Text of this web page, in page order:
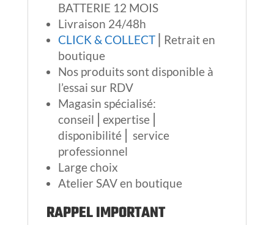
Large choix
Atelier SAV en boutique
RAPPEL IMPORTANT
Ne pas utiliser votre produit par
temps de pluie ou sur sol mouillé.
Lire la notice attentivement
avant toute utilisation.
Une mauvaise utilisation du
produit peut entraîner de graves
blessures et une perte de
garantie.
Veuillez respecter les lois en
vigueur sur la voie publique